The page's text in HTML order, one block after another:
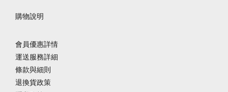
購物說明
會員優惠詳情
運送服務詳細
條款與細則
退換貨政策